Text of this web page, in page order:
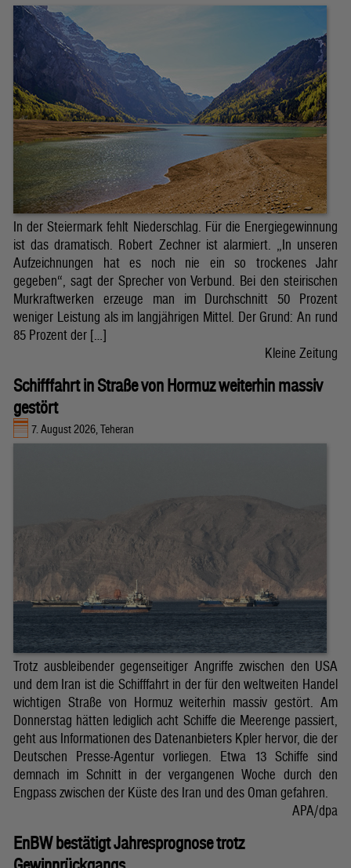
In der Steiermark fehlt Niederschlag. Für die Energiegewinnung
ist das dramatisch. Robert Zechner ist alarmiert. „In unseren
Aufzeichnungen hat es noch nie ein so trockenes Jahr
gegeben“, sagt der Sprecher von Verbund. Bei den steirischen
Murkraftwerken erzeuge man im Durchschnitt 50 Prozent
weniger Leistung als im langjährigen Mittel. Der Grund: An rund
85 Prozent der […]
Kleine Zeitung
Schifffahrt in Straße von Hormuz weiterhin massiv
gestört
7. August 2026, Teheran
Trotz ausbleibender gegenseitiger Angriffe zwischen den USA
und dem Iran ist die Schifffahrt in der für den weltweiten Handel
wichtigen Straße von Hormuz weiterhin massiv gestört. Am
Donnerstag hätten lediglich acht Schiffe die Meerenge passiert,
geht aus Informationen des Datenanbieters Kpler hervor, die der
Deutschen Presse-Agentur vorliegen. Etwa 13 Schiffe sind
demnach im Schnitt in der vergangenen Woche durch den
Engpass zwischen der Küste des Iran und des Oman gefahren.
APA/dpa
EnBW bestätigt Jahresprognose trotz